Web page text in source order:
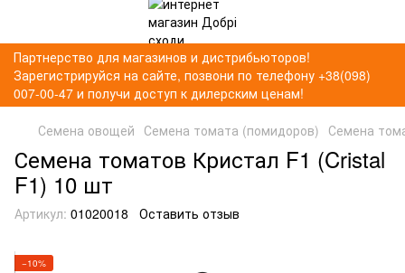
Партнерство для магазинов и дистрибьюторов!
Зарегистрируйся на сайте, позвони по телефону +38(098)
007-00-47 и получи доступ к дилерским ценам!
Семена овощей Семена томата (помидоров) Семена
Семена томатов Кристал F1 (Cristal
F1) 10 шт
Артикул: 01020018 Оставить отзыв
−10%